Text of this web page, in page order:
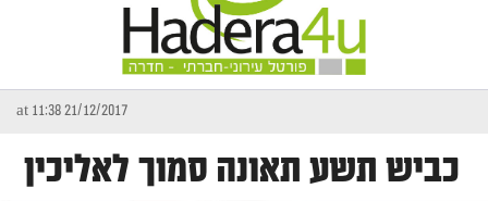
21/12/2017 at 11:38
כביש תשע תאונה סמוך לאליכין